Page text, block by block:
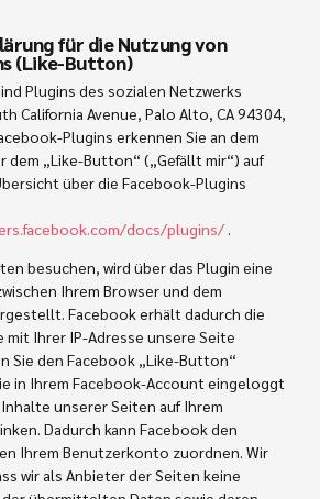
für die Nutzung von
(Like-Button)
Plugins des sozialen Netzwerks
California Avenue, Palo Alto, CA 94304,
Plugins erkennen Sie an dem
dem „Like-Button“ („Gefällt mir“) auf
über die Facebook-Plugins
docs/plugins/ .
besuchen, wird über das Plugin eine
Ihrem Browser und dem
Facebook erhält dadurch die
mit Ihrer IP-Adresse unsere Seite
Sie den Facebook „Like-Button“
in Ihrem Facebook-Account eingeloggt
unserer Seiten auf Ihrem
Dadurch kann Facebook den
Ihrem Benutzerkonto zuordnen. Wir
wir als Anbieter der Seiten keine